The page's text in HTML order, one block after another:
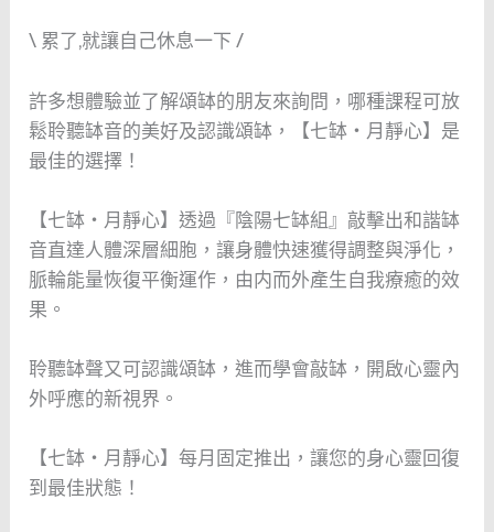
\ 累了,就讓自己休息一下 /
許多想體驗並了解頌缽的朋友來詢問，哪種課程可放
鬆聆聽缽音的美好及認識頌缽，【七缽・月靜心】是
最佳的選擇！
【七缽・月靜心】透過『陰陽七缽組』敲擊出和諧缽
音直達人體深層細胞，讓身體快速獲得調整與淨化，
脈輪能量恢復平衡運作，由内而外產生自我療癒的效
果。
聆聽缽聲又可認識頌缽，進而學會敲缽，開啟心靈內
外呼應的新視界。
【七缽・月靜心】每月固定推出，讓您的身心靈回復
到最佳狀態！